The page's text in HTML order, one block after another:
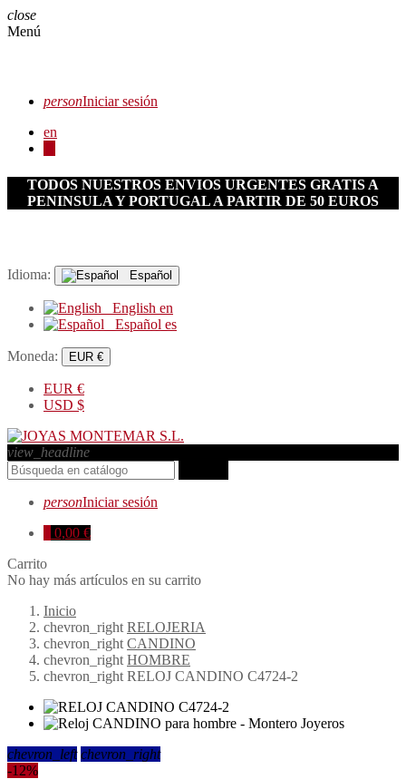
close
Menú
personIniciar sesión
en
TODOS NUESTROS ENVIOS URGENTES GRATIS A
PENINSULA Y PORTUGAL A PARTIR DE 50 EUROS
Idioma: Español
English en
Español es
Moneda: EUR €
EUR €
USD $
view_headline
personIniciar sesión
0,00 €
Carrito
No hay más artículos en su carrito
Inicio
chevron_right RELOJERIA
chevron_right CANDINO
chevron_right HOMBRE
chevron_right RELOJ CANDINO C4724-2
chevron_left chevron_right
-12%